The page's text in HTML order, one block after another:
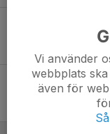
Surte 1
Fre 26
18:30
IF Mölndal
Frejaplan 1
Vi använder
webbplats
även för